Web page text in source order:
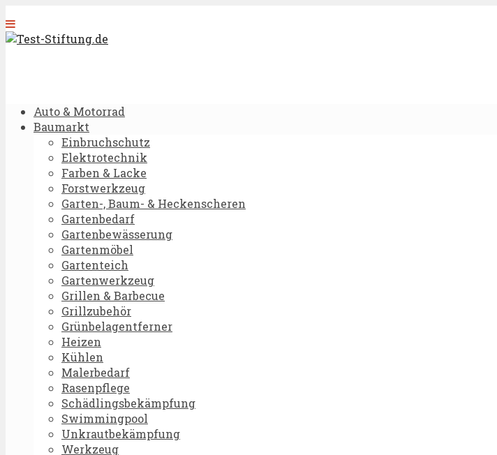
Auto & Motorrad
Baumarkt
Einbruchschutz
Elektrotechnik
Farben & Lacke
Forstwerkzeug
Garten-, Baum- & Heckenscheren
Gartenbedarf
Gartenbewässerung
Gartenmöbel
Gartenteich
Gartenwerkzeug
Grillen & Barbecue
Grillzubehör
Grünbelagentferner
Heizen
Kühlen
Malerbedarf
Rasenpflege
Schädlingsbekämpfung
Swimmingpool
Unkrautbekämpfung
Werkzeug